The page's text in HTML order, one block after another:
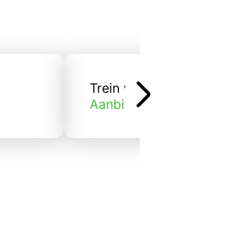
Trein vracht
Aanbiedingen krijgen